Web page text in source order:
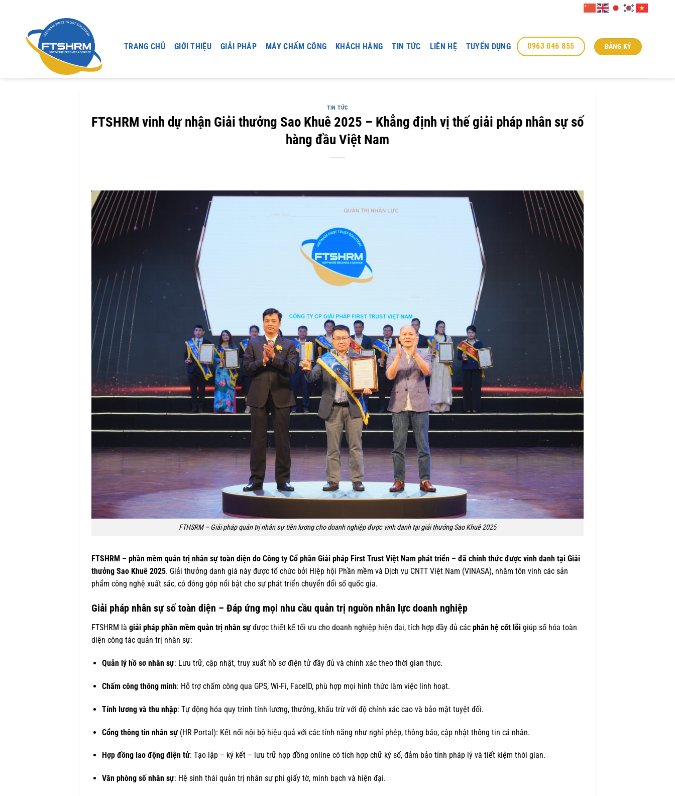
TRANG CHỦ GIỚI THIỆU GIẢI PHÁP MÁY CHẤM CÔNG KHÁCH HÀNG TIN TỨC LIÊN HỆ TUYỂN DỤNG 0963 046 855 ĐĂNG KÝ
TIN TỨC
FTSHRM vinh dự nhận Giải thưởng Sao Khuê 2025 – Khẳng định vị thế giải pháp nhân sự số
hàng đầu Việt Nam
FTHSRM – Giải pháp quản trị nhân sự tiền lương cho doanh nghiệp được vinh danh tại giải thưởng Sao Khuê 2025
FTSHRM – phần mềm quản trị nhân sự toàn diện do Công ty Cổ phần Giải pháp First Trust Việt Nam phát triển – đã chính thức được vinh danh tại Giải
thưởng Sao Khuê 2025. Giải thưởng danh giá này được tổ chức bởi Hiệp hội Phần mềm và Dịch vụ CNTT Việt Nam (VINASA), nhằm tôn vinh các sản
phẩm công nghệ xuất sắc, có đóng góp nổi bật cho sự phát triển chuyển đổi số quốc gia.
Giải pháp nhân sự số toàn diện – Đáp ứng mọi nhu cầu quản trị nguồn nhân lực doanh nghiệp
FTSHRM là giải pháp phần mềm quản trị nhân sựđược thiết kế tối ưu cho doanh nghiệp hiện đại, tích hợp đầy đủ các phân hệ cốt lõigiúp số hóa toàn
diện công tác quản trị nhân sự:
Quản lý hồ sơ nhân sự: Lưu trữ, cập nhật, truy xuất hồ sơ điện tử đầy đủ và chính xác theo thời gian thực.
Chấm công thông minh: Hỗ trợ chấm công qua GPS, Wi-Fi, FaceID, phù hợp mọi hình thức làm việc linh hoạt.
Tính lương và thu nhập: Tự động hóa quy trình tính lương, thưởng, khấu trừ với độ chính xác cao và bảo mật tuyệt đối.
Cổng thông tin nhân sự(HR Portal): Kết nối nội bộ hiệu quả với các tính năng như nghỉ phép, thông báo, cập nhật thông tin cá nhân.
Hợp đồng lao động điện tử: Tạo lập – ký kết – lưu trữ hợp đồng online có tích hợp chữ ký số, đảm bảo tính pháp lý và tiết kiệm thời gian.
Văn phòng số nhân sự: Hệ sinh thái quản trị nhân sự phi giấy tờ, minh bạch và hiện đại.